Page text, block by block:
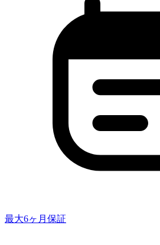
最大6ヶ月保証